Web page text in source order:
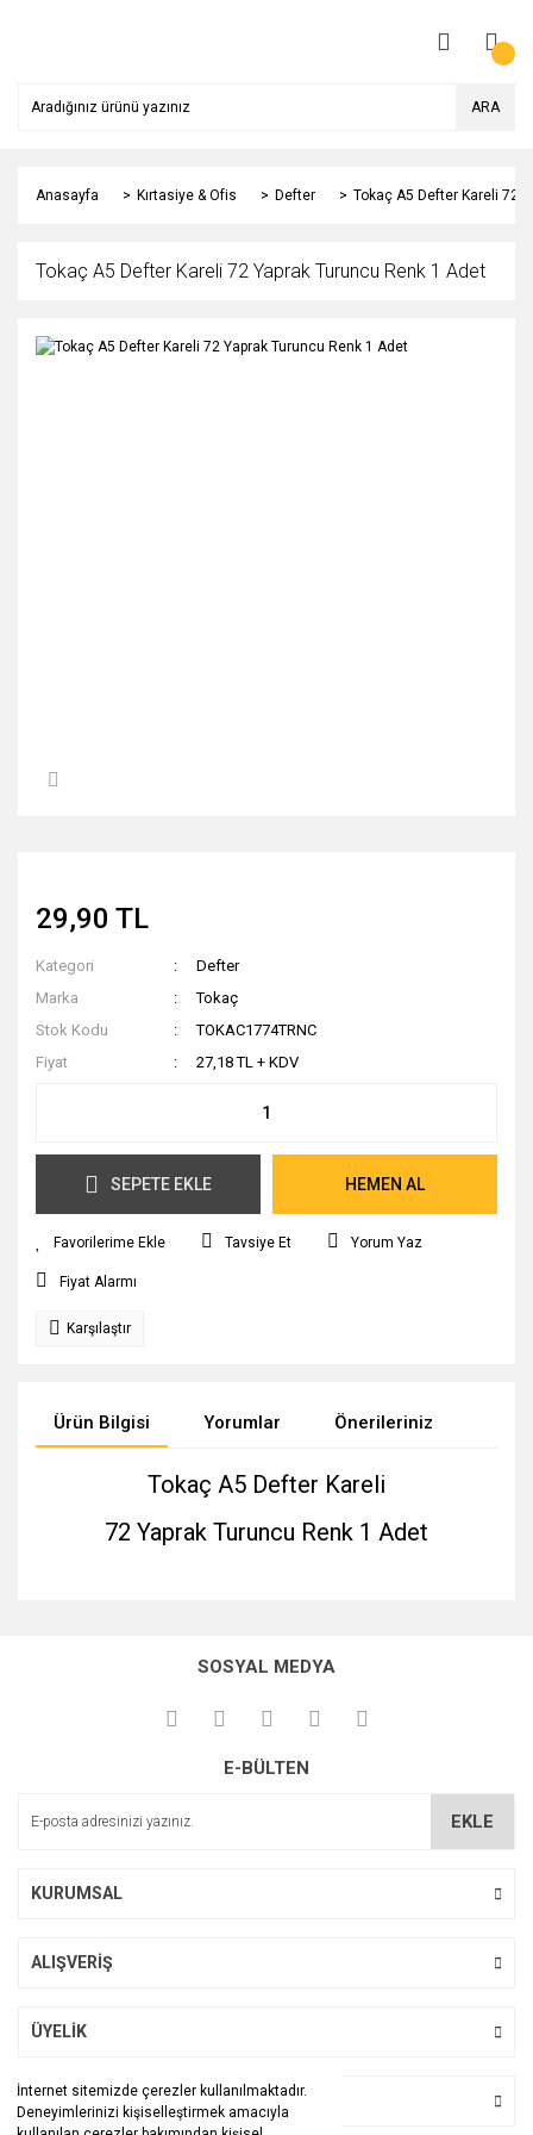
İnternet sitemizde çerezler kullanılmaktadır.
Deneyimlerinizi kişiselleştirmek amacıyla
ARA
Anasayfa Kırtasiye & Ofis Defter Tokaç A5 Defter Kareli 72
Tokaç A5 Defter Kareli 72 Yaprak Turuncu Renk 1 Adet
29,90 TL
Kategori
Defter
Marka
Tokaç
Stok Kodu
TOKAC1774TRNC
Fiyat
27,18 TL + KDV
SEPETE EKLE HEMEN AL
Tavsiye Et Yorum Yaz
Fiyat Alarmı
Karşılaştır
Ürün Bilgisi Yorumlar Önerileriniz
Tokaç A5 Defter Kareli
72 Yaprak Turuncu Renk 1 Adet
kullanarak tarafımıza iletebilirsiniz.
Görüş ve önerileriniz için teşekkür ederiz.
Ürün açıklamasında eksik bilgiler bulunuyor.
SOSYAL MEDYA
E-BÜLTEN
EKLE
KURUMSAL
ALIŞVERİŞ
ÜYELİK
BİZİ TAKİP EDİN